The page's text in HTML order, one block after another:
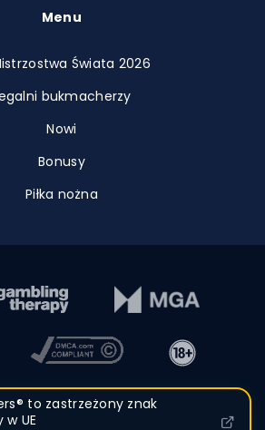
Menu
Świata 2026
bukmacherzy
Nowi
Bonusy
Piłka nożna
to zastrzeżony znak
UE